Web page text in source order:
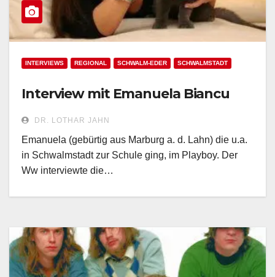
INTERVIEWS REGIONAL SCHWALM-EDER SCHWALMSTADT
Interview mit Emanuela Biancu
DR. LOTHAR JAHN
Emanuela (gebürtig aus Marburg a. d. Lahn) die u.a.
in Schwalmstadt zur Schule ging, im Playboy. Der
Ww interviewte die…